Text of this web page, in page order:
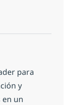
para
y
un